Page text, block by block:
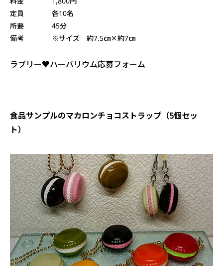
定員 各10名
所要 45分
備考 ※サイズ 約7.5㎝×約7㎝
ラブリー♥ハーバリウム応募フォーム
食品サンプルのマカロンチョコストラップ（5個セッ
ト）